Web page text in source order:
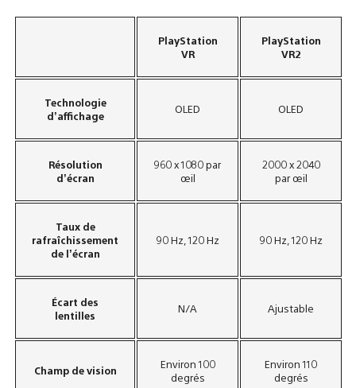
PlayStation
VR
PlayStation
VR2
Technologie
d’affichage
OLED OLED
Résolution
d’écran​
960 x 1080 par
œil
2000 x 2040
par œil
Taux de
rafraîchissement
de l’écran​
90 Hz, 120 Hz 90 Hz, 120 Hz
Écart des
lentilles​
N/A Ajustable
Champ de vision​
Environ 100
degrés
Environ 110
degrés